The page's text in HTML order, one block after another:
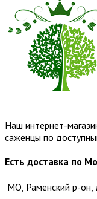
Наш интернет-
саженцы по
Есть доставка по
МО, Раменский р-он,